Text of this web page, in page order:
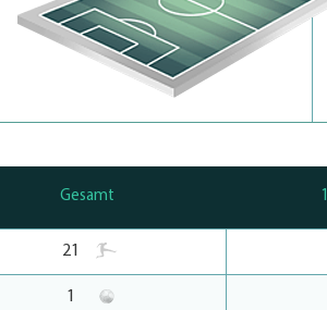
Gesamt
21
1